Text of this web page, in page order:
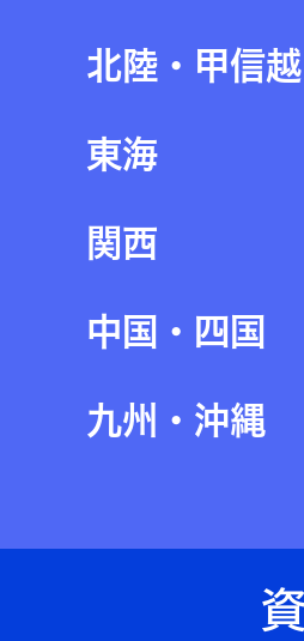
北陸・甲信越
東海
関西
中国・四国
九州・沖縄